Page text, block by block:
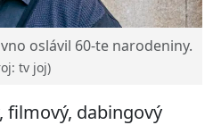
oslávil 60-te narodeniny.
tv joj)
filmový, dabingový